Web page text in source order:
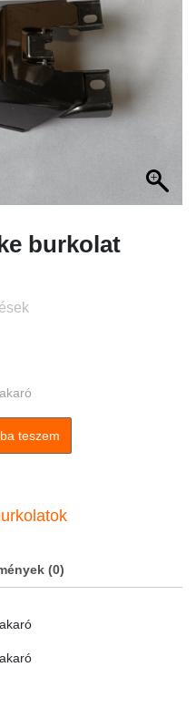
burkolat
teszem
(0)